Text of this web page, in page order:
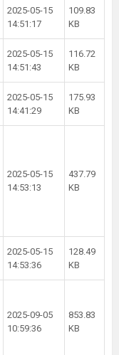
2025-05-15
14:51:17
109.83
KB
2025-05-15
14:51:43
116.72
KB
2025-05-15
14:41:29
175.93
KB
2025-05-15
14:53:13
437.79
KB
2025-05-15
14:53:36
128.49
KB
2025-09-05
10:59:36
853.83
KB